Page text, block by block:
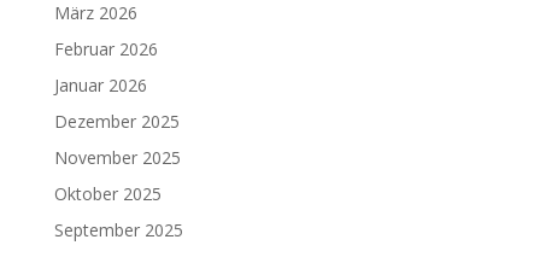
März 2026
Februar 2026
Januar 2026
Dezember 2025
November 2025
Oktober 2025
September 2025